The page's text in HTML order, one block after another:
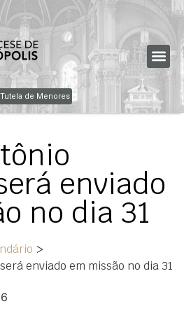
Tutela de Menores
enviado
no dia 31
>
enviado em missão no dia 31